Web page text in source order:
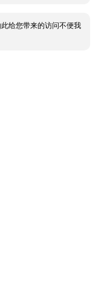
给您带来的访问不便我